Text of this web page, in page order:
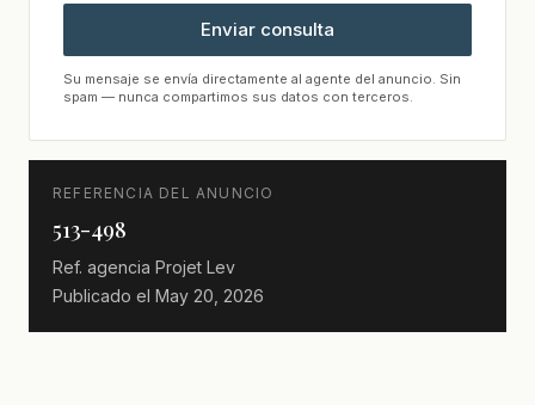
Enviar consulta
Su mensaje se envía directamente al agente del anuncio. Sin
spam — nunca compartimos sus datos con terceros.
REFERENCIA DEL ANUNCIO
513-498
Ref. agencia Projet Lev
Publicado el May 20, 2026